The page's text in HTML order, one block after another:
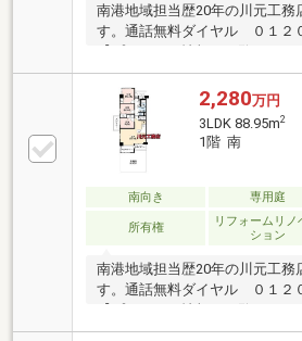
南港地域担当歴20年の川元工務
す。通話無料ダイヤル ０１２
ン内容】・クーラー隠蔽配管工
調・LDK約17帖に間取り変更
換(食洗機)・ユニットバス交換
湯器交換・洗面化粧台交換・ト
座交換・全室フローリング貼替
約社員、勤続の短い方等ローン
さい！当マンションでのご売却
赤井まで
2,280万円
3LDK 88.95m2
1階 南
南向き 専用庭
所有権
リフォームリノ
ション
南港地域担当歴20年の川元工務
す。通話無料ダイヤル ０１２
ン内容】・LDK約18帖＋畳コー